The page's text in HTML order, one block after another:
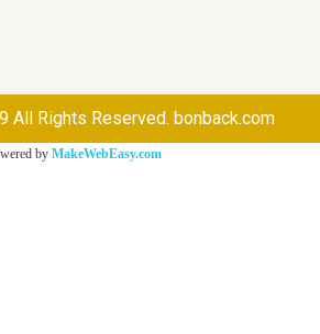
All Rights Reserved. bonback.com
by MakeWebEasy.com